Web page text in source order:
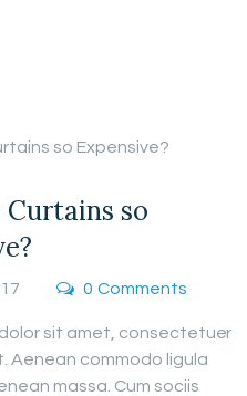
so
0 Comments
dolor sit amet, consectetuer
Aenean commodo ligula
massa. Cum sociis